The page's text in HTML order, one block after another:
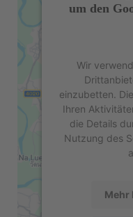
um den
Wir
einzubetten.
Ihren
die Details
Nutzung des
Mehr